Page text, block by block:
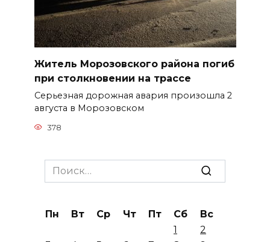
Житель Морозовского района погиб
при столкновении на трассе
Серьезная дорожная авария произошла 2
августа в Морозовском
378
Search
for:
Пн Вт Ср Чт Пт Сб
Вс
1
2